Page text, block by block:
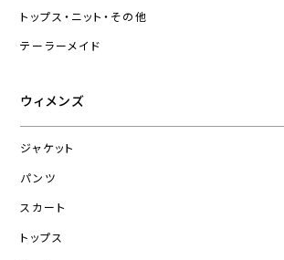
トップス・ニット・その他
テーラーメイド
ウィメンズ
ジャケット
パンツ
スカート
トップス